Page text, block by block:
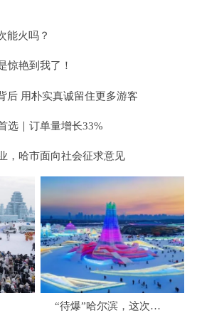
能火吗？
惊艳到我了！
后 用朴实真诚留住更多游客
选｜订单量增长33%
，哈市面向社会征求意见
“待爆”哈尔滨，这次能火吗？